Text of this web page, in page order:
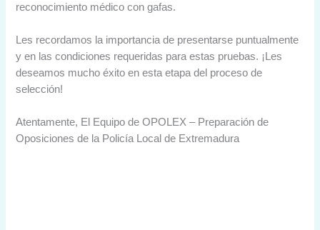
reconocimiento médico con gafas.
Les recordamos la importancia de presentarse puntualmente
y en las condiciones requeridas para estas pruebas. ¡Les
deseamos mucho éxito en esta etapa del proceso de
selección!
Atentamente, El Equipo de OPOLEX – Preparación de
Oposiciones de la Policía Local de Extremadura